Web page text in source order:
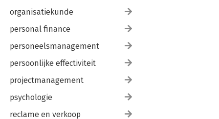
organisatiekunde
personal finance
personeelsmanagement
persoonlijke effectiviteit
projectmanagement
psychologie
reclame en verkoop